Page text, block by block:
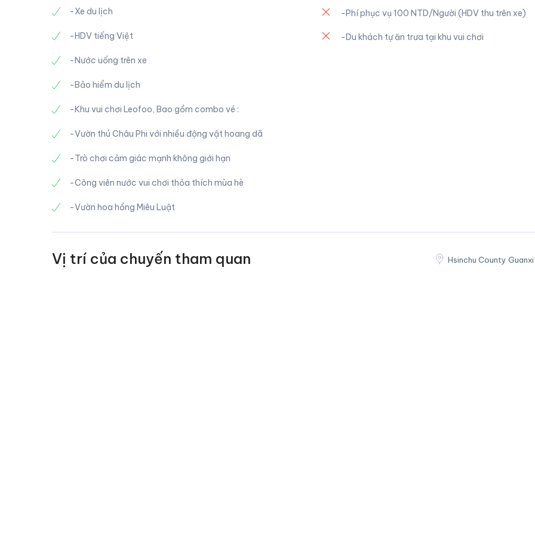
-Xe du lịch
-HDV tiếng Việt
-Nước uống trên xe
-Bảo hiểm du lịch
-Khu vui chơi Leofoo, Bao gồm combo vé :
-Vườn thú Châu Phi với nhiều động vật hoang dã
-Trò chơi cảm giác mạnh không giới hạn
-Công viên nước vui chơi thỏa thích mùa hè
-Vườn hoa hồng Miêu Luật
-Phí phục vụ 100 NTD/Người (HDV thu trên xe)
-Du khách tự ăn trưa tại khu vui chơi
Vị trí của chuyến tham quan Hsinchu County